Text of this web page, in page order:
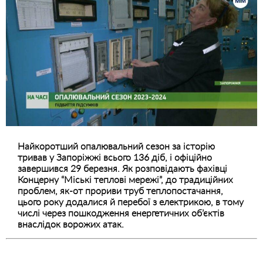
Найкоротший опалювальний сезон за історію
тривав у Запоріжжі всього 136 діб, і офіційно
завершився 29 березня. Як розповідають фахівці
Концерну “Міські теплові мережі”, до традиційних
проблем, як-от прориви труб теплопостачання,
цього року додалися й перебої з електрикою, в тому
числі через пошкодження енергетичних об’єктів
внаслідок ворожих атак.